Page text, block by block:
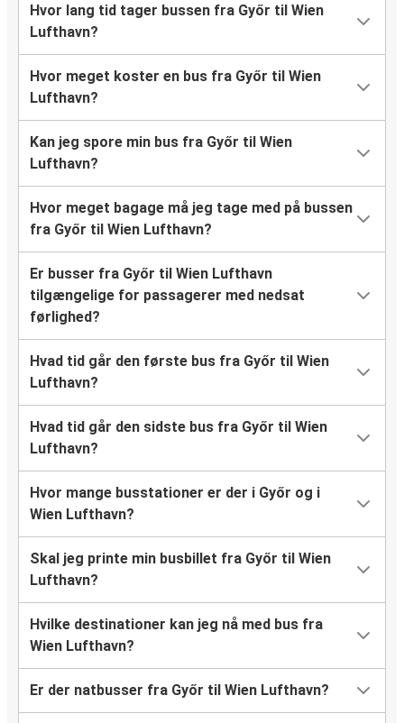
Hvor lang tid tager bussen fra Győr til Wien
Lufthavn?
Hvor meget koster en bus fra Győr til Wien
Lufthavn?
Kan jeg spore min bus fra Győr til Wien
Lufthavn?
Hvor meget bagage må jeg tage med på bussen
fra Győr til Wien Lufthavn?
Er busser fra Győr til Wien Lufthavn
tilgængelige for passagerer med nedsat
førlighed?
Hvad tid går den første bus fra Győr til Wien
Lufthavn?
Hvad tid går den sidste bus fra Győr til Wien
Lufthavn?
Hvor mange busstationer er der i Győr og i
Wien Lufthavn?
Skal jeg printe min busbillet fra Győr til Wien
Lufthavn?
Hvilke destinationer kan jeg nå med bus fra
Wien Lufthavn?
Er der natbusser fra Győr til Wien Lufthavn?